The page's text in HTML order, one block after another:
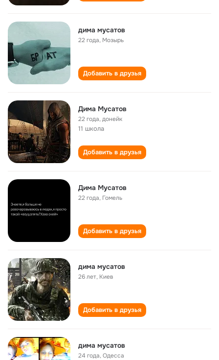
дима мусатов
22 года, Мозырь
Добавить в друзья
Дима Мусатов
22 года,донейк
11 школа
Добавить в друзья
Дима Мусатов
22 года, Гомель
Добавить в друзья
дима мусатов
26 лет, Киев
Добавить в друзья
дима мусатов
24 года,Одесса